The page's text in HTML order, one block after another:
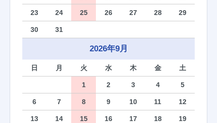
23 24 25 26 27 28 29
30 31
2026年9月
日 月 火 水 木 金 土
1 2 3 4 5
6 7 8 9 10 11 12
13 14 15 16 17 18 19